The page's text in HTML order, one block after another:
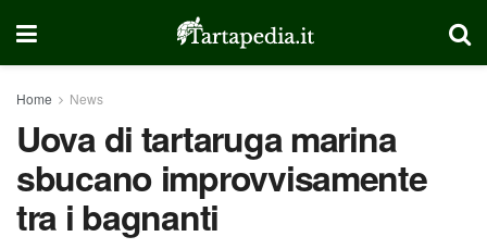
Home News
Uova di tartaruga marina
sbucano improvvisamente
tra i bagnanti